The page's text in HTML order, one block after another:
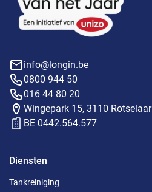
info@longin.be
0800 944 50
016 44 80 20
Wingepark 15, 3110 Rotselaar
BE 0442.564.577
Diensten
Tankreiniging